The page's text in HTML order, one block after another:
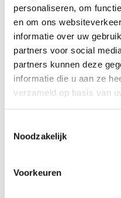
personaliseren, om
en om ons
informatie over uw
partners voor social
partners kunnen deze
informatie die u aan ze
verzameld op basis van
Noodzakelijk
Voorkeuren
GERELATEERDE
Toevoegen
aan
verlanglijst